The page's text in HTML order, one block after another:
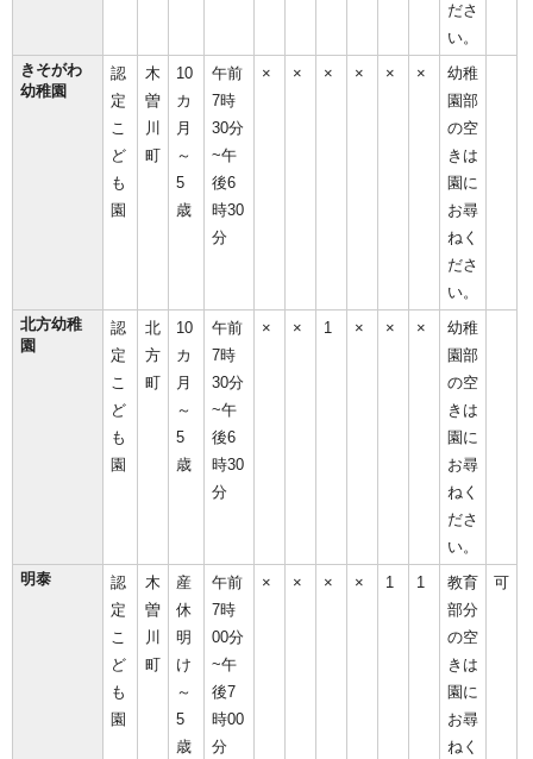
ださ
い。
きそがわ
幼稚園
認
定
こ
ど
も
園
木
曽
川
町
10
カ
月
～
5
歳
午前
7時
30分
~午
後6
時30
分
× × × × × ×
幼稚
園部
の空
きは
園に
お尋
ねく
ださ
い。
北方幼稚
園
認
定
こ
ど
も
園
北
方
町
10
カ
月
～
5
歳
午前
7時
30分
~午
後6
時30
分
× × 1 × × ×
幼稚
園部
の空
きは
園に
お尋
ねく
ださ
い。
明泰
認
定
こ
ど
も
園
木
曽
川
町
産
休
明
け
～
5
歳
午前
7時
00分
~午
後7
時00
分
× × × × 1 1
教育
部分
の空
きは
園に
お尋
ねく
可